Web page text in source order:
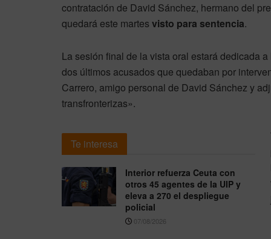
contratación de David Sánchez, hermano del
quedará este martes visto para sentencia.
La sesión final de la vista oral estará dedicada
dos últimos acusados que quedaban por
Carrero, amigo personal de David Sánchez y
transfronterizas».
Te interesa
Interior refuerza Ceuta con
otros 45 agentes de la UIP y
eleva a 270 el despliegue
policial
07/08/2026